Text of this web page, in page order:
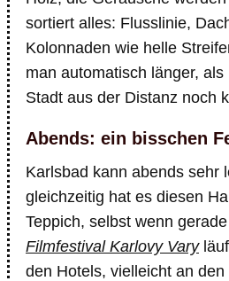
sortiert alles: Flusslinie,
Kolonnaden wie helle
man automatisch länger,
Stadt aus der Distanz noch
Abends: ein bisschen
Karlsbad kann abends sehr
gleichzeitig hat es diesen
Teppich, selbst wenn
Filmfestival Karlovy Vary
den Hotels, vielleicht an